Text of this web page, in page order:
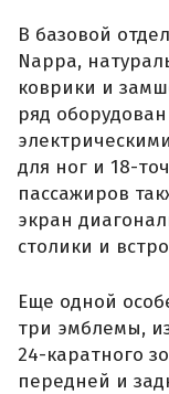
В базовой
Nappa,
коврики и
ряд
для ног и 18-
пассажиров
экран
столики и
Еще одной
три эмблемы,
24-каратного
передней и